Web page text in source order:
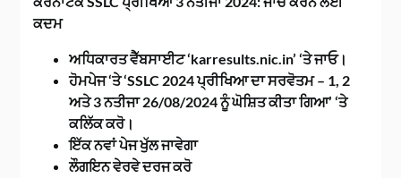
ਕਦਮ
ਅਧਿਕਾਰਤ ਵੈੱਬਸਾਈਟ ‘karresults.nic.in’ ‘ਤੇ ਜਾਓ।
ਹੋਮਪੇਜ ‘ਤੇ ‘SSLC 2024 ਪ੍ਰੀਖਿਆ ਦਾ ਸਰਵੋਤਮ – 1, 2
ਅਤੇ 3 ਨਤੀਜਾ 26/08/2024 ਨੂੰ ਘੋਸ਼ਿਤ ਕੀਤਾ ਗਿਆ’ ‘ਤੇ
ਕਲਿੱਕ ਕਰੋ।
ਇੱਕ ਨਵਾਂ ਪੇਜ ਖੁੱਲ ਜਾਵੇਗਾ
ਲੌਗਇਨ ਵੇਰਵੇ ਦਰਜ ਕਰੋ